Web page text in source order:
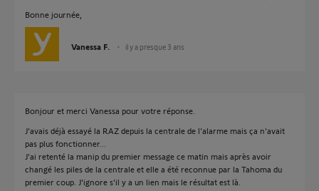
Bonne journée,
Vanessa F. il y a presque 3 ans
Bonjour et merci Vanessa pour votre réponse.
J'avais déjà essayé la RAZ depuis la centrale de l'alarme mais ça n'avait
pas plus fonctionner...
J'ai retenté la manip du premier message ce matin mais après avoir
changé les piles de la centrale et elle a été reconnue par la Tahoma du
premier coup. J'ignore s'il y a un lien mais le résultat est là.